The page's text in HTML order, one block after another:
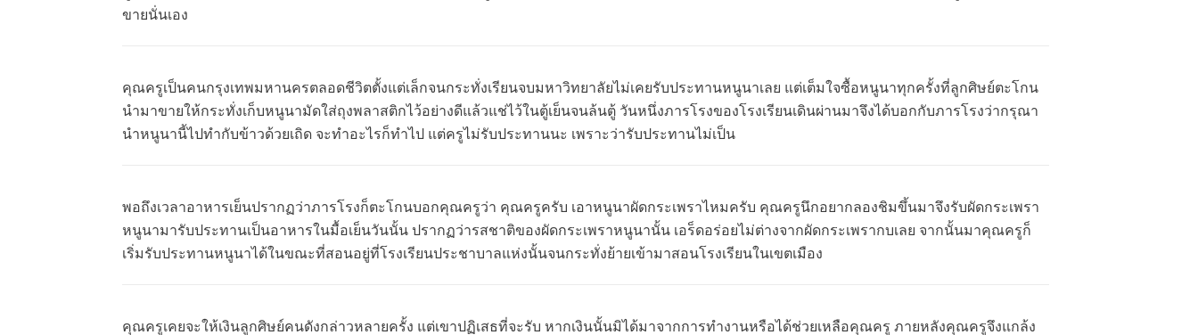
ขายนั่นเอง
คุณครูเป็นคนกรุงเทพมหานครตลอดชีวิตตั้งแต่เล็กจนกระทั่งเรียนจบมหาวิทยาลัยไม่เคยรับประทานหนูนาเลย แต่เต็มใจซื้อหนูนาทุกครั้งที่ลูกศิษย์ตะโกน
นำมาขายให้กระทั่งเก็บหนูนามัดใส่ถุงพลาสติกไว้อย่างดีแล้วแช่ไว้ในตู้เย็นจนล้นตู้ วันหนึ่งภารโรงของโรงเรียนเดินผ่านมาจึงได้บอกกับภารโรงว่ากรุณา
นำหนูนานี้ไปทำกับข้าวด้วยเถิด จะทำอะไรก็ทำไป แต่ครูไม่รับประทานนะ เพราะว่ารับประทานไม่เป็น
พอถึงเวลาอาหารเย็นปรากฏว่าภารโรงก็ตะโกนบอกคุณครูว่า คุณครูครับ เอาหนูนาผัดกระเพราไหมครับ คุณครูนึกอยากลองชิมขึ้นมาจึงรับผัดกระเพรา
หนูนามารับประทานเป็นอาหารในมื้อเย็นวันนั้น ปรากฏว่ารสชาติของผัดกระเพราหนูนานั้น เอร็ดอร่อยไม่ต่างจากผัดกระเพรากบเลย จากนั้นมาคุณครูก็
เริ่มรับประทานหนูนาได้ในขณะที่สอนอยู่ที่โรงเรียนประชาบาลแห่งนั้นจนกระทั่งย้ายเข้ามาสอนโรงเรียนในเขตเมือง
คุณครูเคยจะให้เงินลูกศิษย์คนดังกล่าวหลายครั้ง แต่เขาปฏิเสธที่จะรับ หากเงินนั้นมิได้มาจากการทำงานหรือได้ช่วยเหลือคุณครู ภายหลังคุณครูจึงแกล้ง